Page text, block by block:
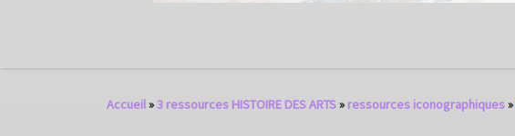
Accueil»3 ressources HISTOIRE DES ARTS» ressources iconographiques»